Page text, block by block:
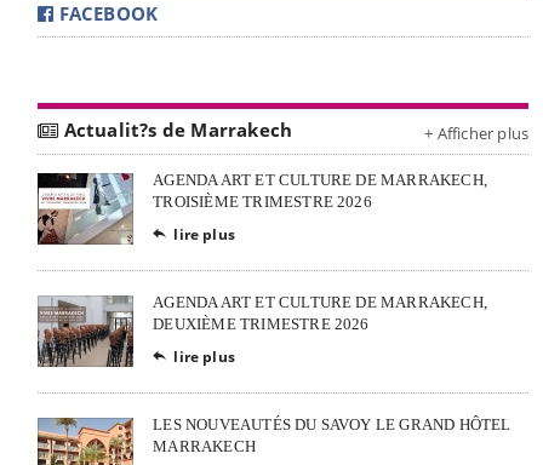
FACEBOOK
Actualit?s de Marrakech + Afficher plus
AGENDA ART ET CULTURE DE MARRAKECH,
TROISIÈME TRIMESTRE 2026
 lire plus
AGENDA ART ET CULTURE DE MARRAKECH,
DEUXIÈME TRIMESTRE 2026
 lire plus
LES NOUVEAUTÉS DU SAVOY LE GRAND HÔTEL
MARRAKECH